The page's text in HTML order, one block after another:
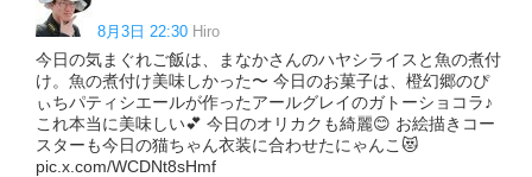
8月3日 22:30 Hiro
今日の気まぐれご飯は、まなかさんのハヤシライスと魚の煮付
け。魚の煮付け美味しかった〜 今日のお菓子は、橙幻郷のぴ
ぃちパティシエールが作ったアールグレイのガトーショコラ♪
これ本当に美味しい💕 今日のオリカクも綺麗😊 お絵描きコー
スターも今日の猫ちゃん衣装に合わせたにゃんこ😻
pic.x.com/WCDNt8sHmf